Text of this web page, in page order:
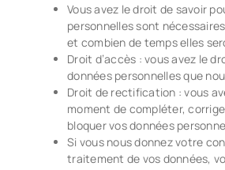
Vous avez le droit de savoir
personnelles sont
et combien de temps elles
Droit d’accès : vous avez le
données personnelles que
Droit de rectification : vous
moment de compléter,
bloquer vos données
Si vous nous donnez votre
traitement de vos données,